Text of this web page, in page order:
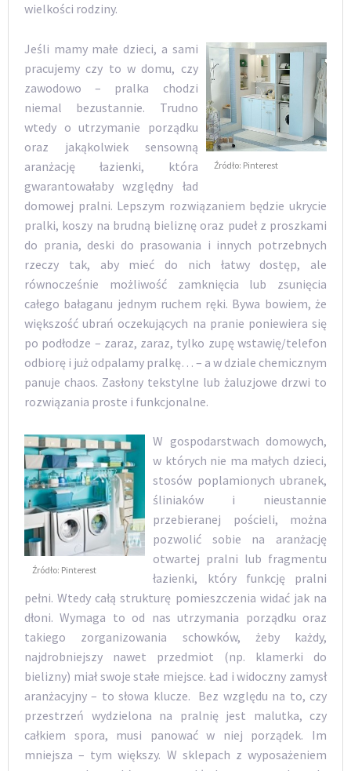
wielkości rodziny.
Źródło: Pinterest
Jeśli mamy małe dzieci, a sami
pracujemy czy to w domu, czy
zawodowo – pralka chodzi
niemal bezustannie. Trudno
wtedy o utrzymanie porządku
oraz jakąkolwiek sensowną
aranżację łazienki, która
gwarantowałaby względny ład
domowej pralni. Lepszym rozwiązaniem będzie ukrycie
pralki, koszy na brudną bieliznę oraz pudeł z proszkami
do prania, deski do prasowania i innych potrzebnych
rzeczy tak, aby mieć do nich łatwy dostęp, ale
równocześnie możliwość zamknięcia lub zsunięcia
całego bałaganu jednym ruchem ręki. Bywa bowiem, że
większość ubrań oczekujących na pranie poniewiera się
po podłodze – zaraz, zaraz, tylko zupę wstawię/telefon
odbiorę i już odpalamy pralkę… – a w dziale chemicznym
panuje chaos. Zasłony tekstylne lub żaluzjowe drzwi to
rozwiązania proste i funkcjonalne.
Źródło: Pinterest
W gospodarstwach domowych,
w których nie ma małych dzieci,
stosów poplamionych ubranek,
śliniaków i nieustannie
przebieranej pościeli, można
pozwolić sobie na aranżację
otwartej pralni lub fragmentu
łazienki, który funkcję pralni
pełni. Wtedy całą strukturę pomieszczenia widać jak na
dłoni. Wymaga to od nas utrzymania porządku oraz
takiego zorganizowania schowków, żeby każdy,
najdrobniejszy nawet przedmiot (np. klamerki do
bielizny) miał swoje stałe miejsce. Ład i widoczny zamysł
aranżacyjny – to słowa klucze. Bez względu na to, czy
przestrzeń wydzielona na pralnię jest malutka, czy
całkiem spora, musi panować w niej porządek. Im
mniejsza – tym większy. W sklepach z wyposażeniem